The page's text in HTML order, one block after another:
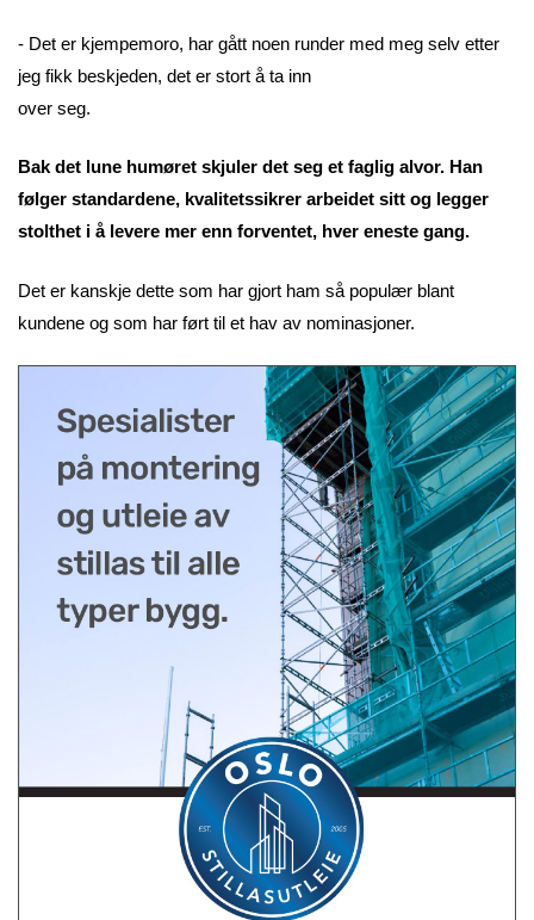
- Det er kjempemoro, har gått noen runder med meg selv etter
jeg fikk beskjeden, det er stort å ta inn
over seg.
Bak det lune humøret skjuler det seg et faglig alvor. Han
følger standardene, kvalitetssikrer arbeidet sitt og legger
stolthet i å levere mer enn forventet, hver eneste gang.
Det er kanskje dette som har gjort ham så populær blant
kundene og som har ført til et hav av nominasjoner.